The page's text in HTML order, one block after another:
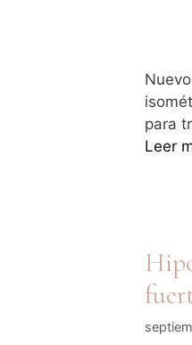
para
Leer